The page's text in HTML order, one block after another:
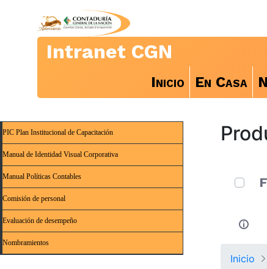
Intranet CGN
Inicio En Casa
PIC Plan Institucional de Capacitación
Manual de Identidad Visual Corporativa
Manual Políticas Contables
Comisión de personal
Evaluación de desempeño
Nombramientos
Inicio